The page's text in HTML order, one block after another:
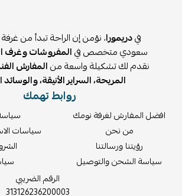
فيدريمورا، نؤمن إن الراحة تبدأ من
سعودي متخصص فيالمفروشات وغرف
نقدم لك تشكيلة واسعة منالمفارش
المريحة، السراير الأنيقة، والوسائد
روابط تهمك
افضل المفارش لغرفة نومك
من نحن
رؤيتنا ورسالتنا
سياسة الشحن والتوصيل
سياسات
الرقم الضريبي
313126236200003